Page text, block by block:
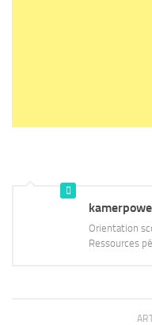
Orientation
Ressources